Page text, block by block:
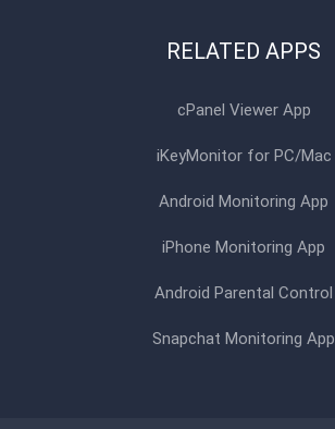
RELATED APPS
cPanel Viewer App
iKeyMonitor for PC/Mac
Android Monitoring App
iPhone Monitoring App
Android Parental Control
Snapchat Monitoring App